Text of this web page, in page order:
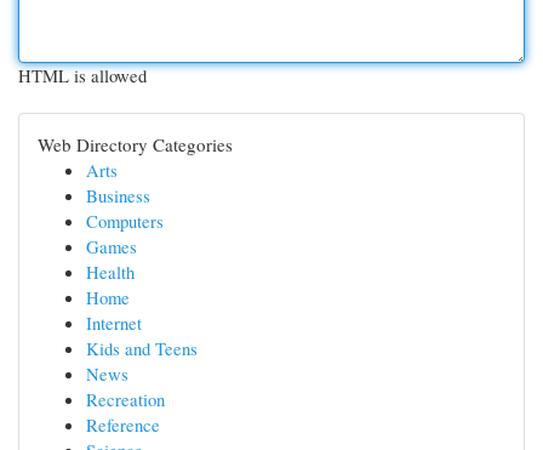
HTML is allowed
Web Directory Categories
Arts
Business
Computers
Games
Health
Home
Internet
Kids and Teens
News
Recreation
Reference